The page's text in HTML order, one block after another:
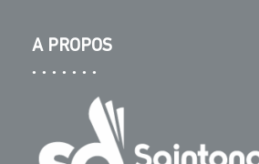
A PROPOS